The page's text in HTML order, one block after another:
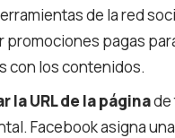
de la red
promociones pagas
con los contenidos.
la URL de la páginade
Facebook asigna